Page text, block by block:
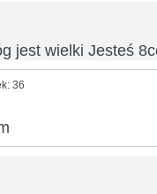
jest wielki Jesteś
36